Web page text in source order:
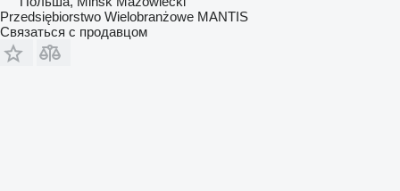
Przedsiębiorstwo Wielobranżowe MANTIS
Связаться с продавцом